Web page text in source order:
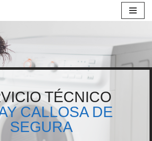
TÉCNICO
CALLOSA DE
SEGURA